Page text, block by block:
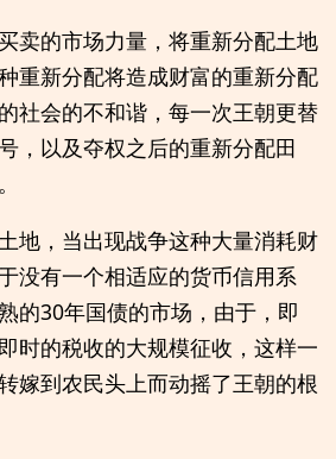
卖的市场力量，将重新分配土地
重新分配将造成财富的重新分配
社会的不和谐，每一次王朝更替
，以及夺权之后的重新分配田
地，当出现战争这种大量消耗财
没有一个相适应的货币信用系
的30年国债的市场，由于，即
时的税收的大规模征收，这样一
嫁到农民头上而动摇了王朝的根